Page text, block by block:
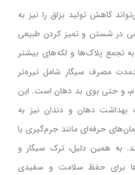
کاهش تولید بزاق را نیز به
در شستن و تمیز کردن طبیعی
تجمع پلاک‌ها و لکه‌های بیشتر
مصرف سیگار شامل تیره‌تر
و حتی بوی بد دهان است. این
بهداشت دهان و دندان نیز به
حرفه‌ای مانند جرم‌گیری یا
به همین دلیل، ترک سیگار و
برای حفظ سلامت و سفیدی